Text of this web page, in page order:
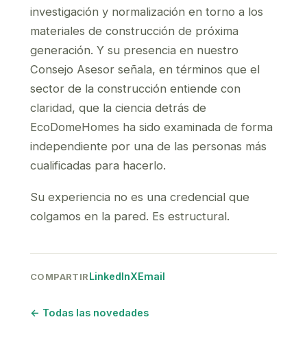
investigación y normalización en torno a los
materiales de construcción de próxima
generación. Y su presencia en nuestro
Consejo Asesor señala, en términos que el
sector de la construcción entiende con
claridad, que la ciencia detrás de
EcoDomeHomes ha sido examinada de forma
independiente por una de las personas más
cualificadas para hacerlo.
Su experiencia no es una credencial que
colgamos en la pared. Es estructural.
COMPARTIRLinkedInXEmail
← Todas las novedades